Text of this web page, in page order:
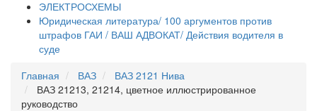
ЭЛЕКТРОСХЕМЫ
Юридическая литература/ 100 аргументов против
штрафов ГАИ / ВАШ АДВОКАТ/ Действия водителя в
суде
Главная
ВАЗ
ВАЗ 2121 Нива
ВАЗ 21213, 21214, цветное иллюстрированное
руководство